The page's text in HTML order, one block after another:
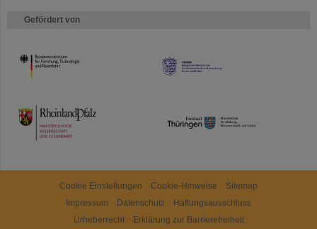
Gefördert von
HMWK
TMWWDG
Cookie Einstellungen Cookie-Hinweise
Sitemap
Impressum
Datenschutz
Haftungsausschluss
Urheberrecht
Erklärung zur Barrierefreiheit